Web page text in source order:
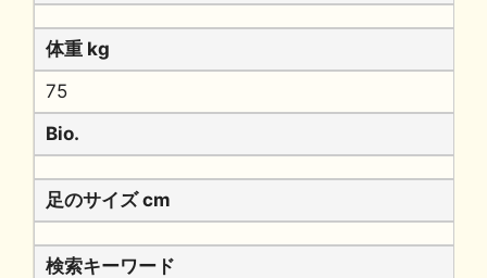
体重 kg
75
Bio.
足のサイズ cm
検索キーワード